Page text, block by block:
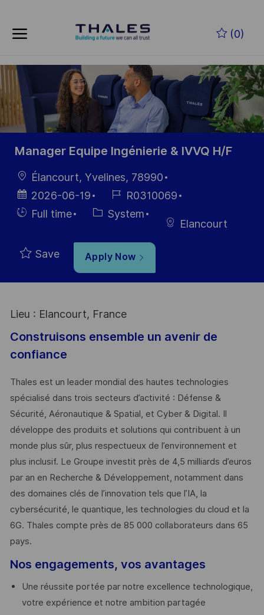
(0)
-
Manager Equipe Ingénierie & IVVQ H/F
LocationÉlancourt, Yvelines, 78990
Posted
Date
2026-06-19
Job
Id
R0310069
HiringFull time Category
System
Elancourt
Save Apply Now
Lieu : Elancourt, France
Construisons ensemble un avenir de
confiance
Thales est un leader mondial des hautes technologies
spécialisé dans trois secteurs d’activité : Défense &
Sécurité, Aéronautique & Spatial, et Cyber & Digital. Il
développe des produits et solutions qui contribuent à un
monde plus sûr, plus respectueux de l’environnement et
plus inclusif. Le Groupe investit près de 4,5 milliards d’euros
par an en Recherche & Développement, notamment dans
des domaines clés de l’innovation tels que l’IA, la
cybersécurité, le quantique, les technologies du cloud et la
6G. Thales compte près de 85 000 collaborateurs dans 65
pays. ​
Nos engagements, vos avantages
Une réussite portée par notre excellence technologique,
votre expérience et notre ambition partagée